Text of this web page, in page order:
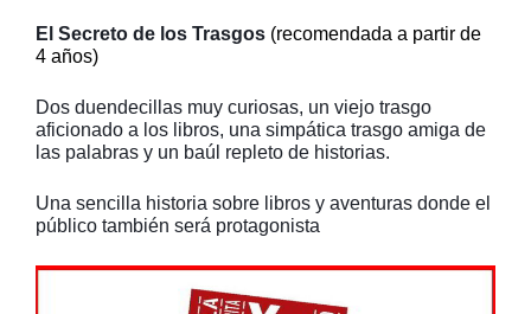
El Secreto de los Trasgos (recomendada a partir de
4 años)
Dos duendecillas muy curiosas, un viejo trasgo
aficionado a los libros, una simpática trasgo amiga de
las palabras y un baúl repleto de historias.
Una sencilla historia sobre libros y aventuras donde el
público también será protagonista